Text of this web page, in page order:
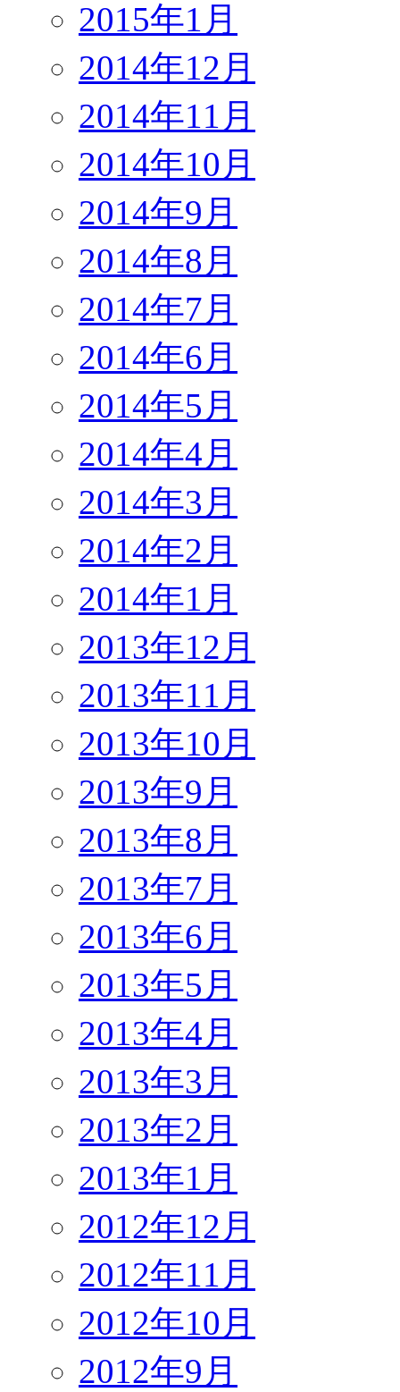
2015年1月
2014年12月
2014年11月
2014年10月
2014年9月
2014年8月
2014年7月
2014年6月
2014年5月
2014年4月
2014年3月
2014年2月
2014年1月
2013年12月
2013年11月
2013年10月
2013年9月
2013年8月
2013年7月
2013年6月
2013年5月
2013年4月
2013年3月
2013年2月
2013年1月
2012年12月
2012年11月
2012年10月
2012年9月